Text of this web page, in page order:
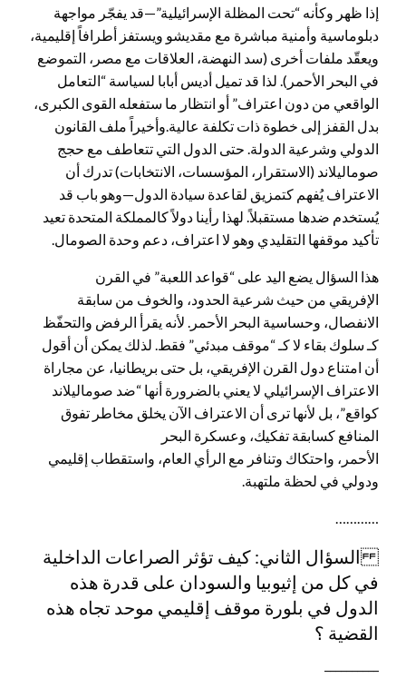
إذا ظهر وكأنه “تحت المظلة الإسرائيلية”—قد يفجّر مواجهة
دبلوماسية وأمنية مباشرة مع مقديشو ويستفز أطرافاً إقليمية،
ويعقّد ملفات أخرى (سد النهضة، العلاقات مع مصر، التموضع
في البحر الأحمر). لذا قد تميل أديس أبابا لسياسة “التعامل
الواقعي من دون اعتراف” أو انتظار ما ستفعله القوى الكبرى،
بدل القفز إلى خطوة ذات تكلفة عالية.وأخيراً ملف القانون
الدولي وشرعية الدولة. حتى الدول التي تتعاطف مع حجج
صوماليلاند (الاستقرار، المؤسسات، الانتخابات) تدرك أن
الاعتراف يُفهم كتمزيق لقاعدة سيادة الدول—وهو باب قد
يُستخدم ضدها مستقبلاً. لهذا رأينا دولاً كالمملكة المتحدة تعيد
تأكيد موقفها التقليدي وهو لا اعتراف، دعم وحدة الصومال.
هذا السؤال يضع اليد على “قواعد اللعبة” في القرن
الإفريقي من حيث شرعية الحدود، والخوف من سابقة
الانفصال، وحساسية البحر الأحمر. لأنه يقرأ الرفض والتحفّظ
كـ سلوك بقاء لا كـ “موقف مبدئي” فقط. لذلك يمكن أن أقول
أن امتناع دول القرن الإفريقي، بل حتى بريطانيا، عن مجاراة
الاعتراف الإسرائيلي لا يعني بالضرورة أنها “ضد صوماليلاند
كواقع”، بل لأنها ترى أن الاعتراف الآن يخلق مخاطر تفوق
المنافع كسابقة تفكيك، وعسكرة البحر
الأحمر، واحتكاك وتنافر مع الرأي العام، واستقطاب إقليمي
ودولي في لحظة ملتهبة.
…………
السؤال الثاني: كيف تؤثر الصراعات الداخلية
في كل من إثيوبيا والسودان على قدرة هذه
الدول في بلورة موقف إقليمي موحد تجاه هذه
القضية ؟